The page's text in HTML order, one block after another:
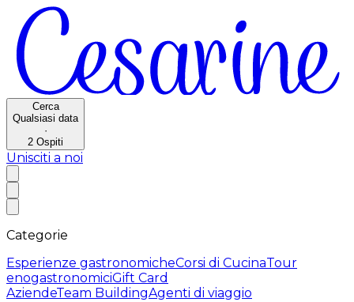
Cerca
Qualsiasi data
·
2 Ospiti
Unisciti a noi
Categorie
Esperienze gastronomicheCorsi di CucinaTour
enogastronomiciGift Card
AziendeTeam BuildingAgenti di viaggio